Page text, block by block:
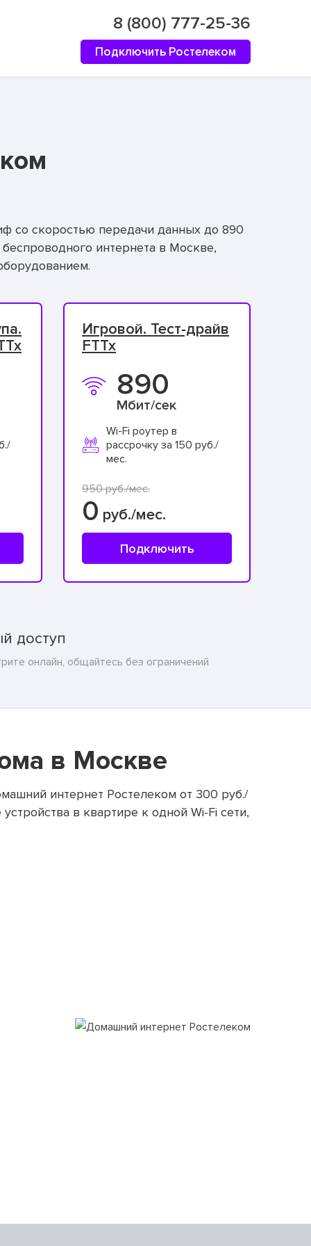
8 (800) 777-25-36
Подключить Ростелеком
со скоростью передачи данных до 890
интернета в Москве,
Игровой. Тест-драйв
FTTx
890
Мбит/сек
Wi-Fi роутер в
рассрочку за 150 руб./
мес.
950 руб./мес.
0 руб./мес.
Подключить
доступ
онлайн, общайтесь без ограничений
в Москве
интернет Ростелеком от 300 руб./
в квартире к одной Wi-Fi сети,